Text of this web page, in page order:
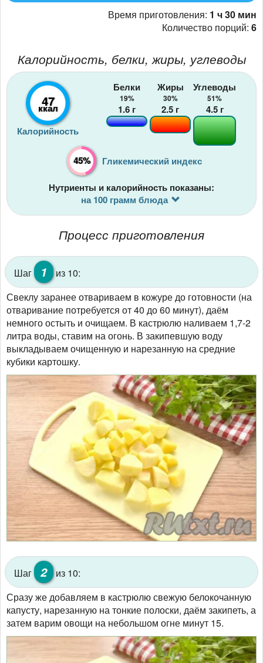
Время приготовления: 1 ч 30 мин
Количество порций: 6
Калорийность, белки, жиры, углеводы
47
ккал
Калорийность
Белки
19%
1.6 г
Жиры
30%
2.5 г
Углеводы
51%
4.5г
45% Гликемический индекс
Нутриенты и калорийность показаны:
на 100 грамм блюда
Процесс приготовления
Шаг 1
из 10:
Свеклу заранее отвариваем в кожуре до готовности (на
отваривание потребуется от 40 до 60 минут), даём
немного остыть и очищаем. В кастрюлю наливаем 1,7-2
литра воды, ставим на огонь. В закипевшую воду
выкладываем очищенную и нарезанную на средние
кубики картошку.
Шаг 2
из 10:
Сразу же добавляем в кастрюлю свежую белокочанную
капусту, нарезанную на тонкие полоски, даём закипеть, а
затем варим овощи на небольшом огне минут 15.